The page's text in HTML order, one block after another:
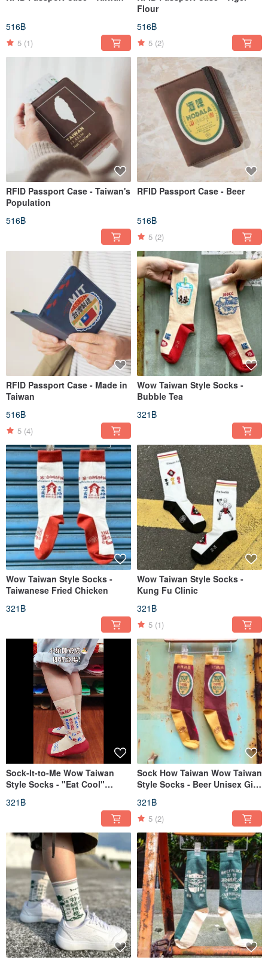
516฿
5 (1)
Flour
516฿
5 (2)
RFID Passport Case - Taiwan's
Population
516฿
RFID Passport Case - Beer
516฿
5 (2)
RFID Passport Case - Made in
Taiwan
516฿
5 (4)
Wow Taiwan Style Socks -
Bubble Tea
321฿
Wow Taiwan Style Socks -
Taiwanese Fried Chicken
321฿
Wow Taiwan Style Socks -
Kung Fu Clinic
321฿
5 (1)
Sock-It-to-Me Wow Taiwan
Style Socks - "Eat Cool"
Unisex Mid-Calf Socks
321฿
Sock How Taiwan Wow Taiwan
Style Socks - Beer Unisex Gift
Mid-Calf Socks
321฿
5 (2)